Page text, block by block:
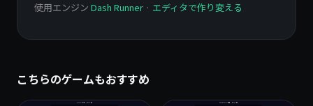
使用エンジン Dash Runner · エディタで作り変える
こちらのゲームもおすすめ